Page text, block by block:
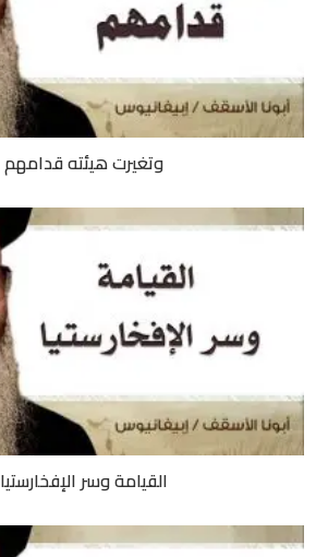
وتغيرت هيئته قدامهم
القيامة وسر الإفخارستيا